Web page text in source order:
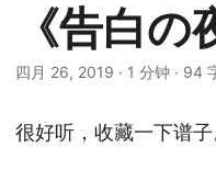
《告白
四月 26, 2019 · 1 分钟 · 94
很好听，收藏一下谱子